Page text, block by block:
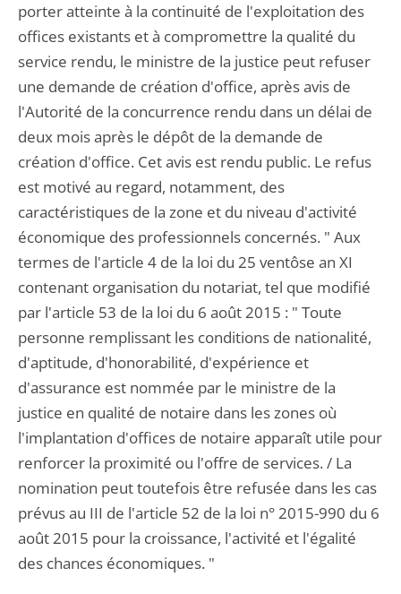
porter atteinte à la continuité de l'exploitation des
offices existants et à compromettre la qualité du
service rendu, le ministre de la justice peut refuser
une demande de création d'office, après avis de
l'Autorité de la concurrence rendu dans un délai de
deux mois après le dépôt de la demande de
création d'office. Cet avis est rendu public. Le refus
est motivé au regard, notamment, des
caractéristiques de la zone et du niveau d'activité
économique des professionnels concernés. " Aux
termes de l'article 4 de la loi du 25 ventôse an XI
contenant organisation du notariat, tel que modifié
par l'article 53 de la loi du 6 août 2015 : " Toute
personne remplissant les conditions de nationalité,
d'aptitude, d'honorabilité, d'expérience et
d'assurance est nommée par le ministre de la
justice en qualité de notaire dans les zones où
l'implantation d'offices de notaire apparaît utile pour
renforcer la proximité ou l'offre de services. / La
nomination peut toutefois être refusée dans les cas
prévus au III de l'article 52 de la loi n° 2015-990 du 6
août 2015 pour la croissance, l'activité et l'égalité
des chances économiques. "